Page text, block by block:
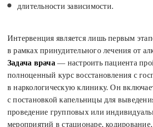
длительности зависимости.
Интервенция является лишь первым
в рамках принудительного лечения от
Задача врача — настроить пациента
полноценный курс восстановления с
в наркологическую клинику. Он
с постановкой капельницы для
проведение групповых или
мероприятий в стационаре,